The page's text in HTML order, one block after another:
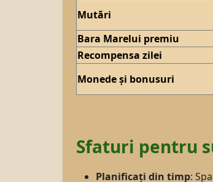
Mutări
Bara Marelui premiu
Recompensa zilei
Monede și bonusuri
Sfaturi pentru
Planificați din timp: